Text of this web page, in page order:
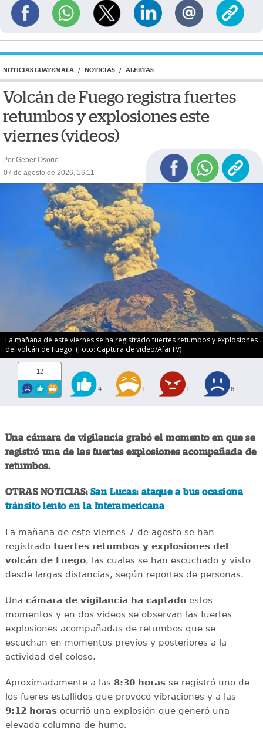
NOTICIAS GUATEMALA / NOTICIAS / ALERTAS
Volcán de Fuego registra fuertes
retumbos y explosiones este
viernes (videos)
Por Geber Osorio
07 de agosto de 2026, 16:11
La mañana de este viernes se ha registrado fuertes retumbos y explosiones
del volcán de Fuego. (Foto: Captura de video/AfarTV)
12
4 1 1 6
Una cámara de vigilancia grabó el momento en que se
registró una de las fuertes explosiones acompañada de
retumbos.
OTRAS NOTICIAS: San Lucas: ataque a bus ocasiona
tránsito lento en la Interamericana
La mañana de este viernes 7 de agosto se han
registrado fuertes retumbos y explosiones del
volcán de Fuego, las cuales se han escuchado y visto
desde largas distancias, según reportes de personas.
Una cámara de vigilancia ha captadoestos
momentos y en dos videos se observan las fuertes
explosiones acompañadas de retumbos que se
escuchan en momentos previos y posteriores a la
actividad del coloso.
Aproximadamente a las 8:30 horasse registró uno de
los fueres estallidos que provocó vibraciones y a las
9:12 horasocurrió una explosión que generó una
elevada columna de humo.